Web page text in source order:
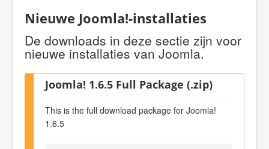
Nieuwe Joomla!-installaties
De downloads in deze sectie zijn voor
nieuwe installaties van Joomla.
Joomla! 1.6.5 Full Package (.zip)
This is the full download package for Joomla!
1.6.5